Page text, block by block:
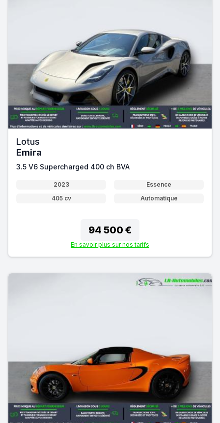
Lotus
Emira
3.5 V6 Supercharged 400 ch BVA
2023
Essence
405 cv
Automatique
94 500 €
En savoir plus sur nos tarifs